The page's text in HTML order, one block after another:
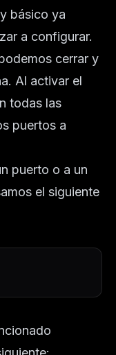
básico ya
a configurar.
cerrar y
Al activar el
todas las
puertos a
puerto o a un
el siguiente